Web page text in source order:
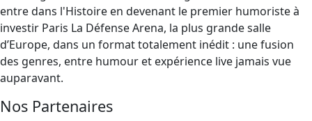
entre dans l'Histoire en devenant le premier humoriste à
investir Paris La Défense Arena, la plus grande salle
d’Europe, dans un format totalement inédit : une fusion
des genres, entre humour et expérience live jamais vue
auparavant.
Nos Partenaires